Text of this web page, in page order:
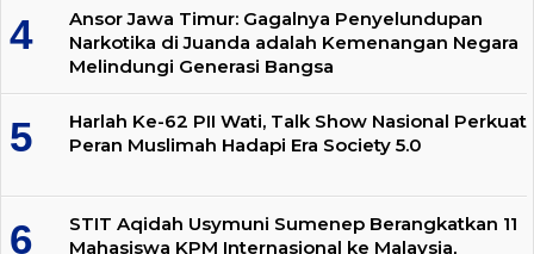
Ansor Jawa Timur: Gagalnya Penyelundupan
Narkotika di Juanda adalah Kemenangan Negara
Melindungi Generasi Bangsa
Harlah Ke-62 PII Wati, Talk Show Nasional Perkuat
Peran Muslimah Hadapi Era Society 5.0
STIT Aqidah Usymuni Sumenep Berangkatkan 11
Mahasiswa KPM Internasional ke Malaysia,